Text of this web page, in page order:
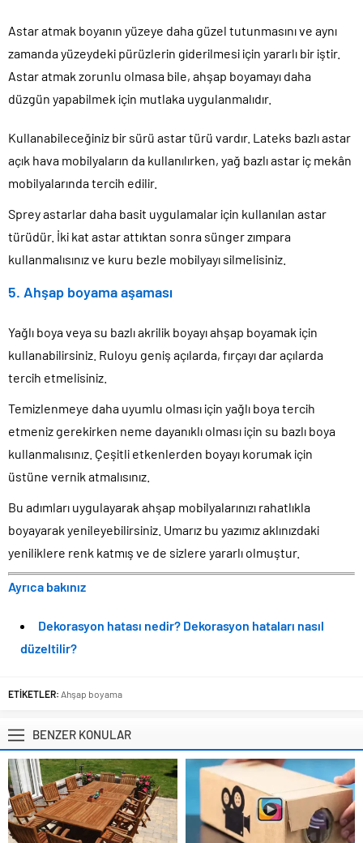
Astar atmak boyanın yüzeye daha güzel tutunmasını ve aynı
zamanda yüzeydeki pürüzlerin giderilmesi için yararlı bir iştir.
Astar atmak zorunlu olmasa bile, ahşap boyamayı daha
düzgün yapabilmek için mutlaka uygulanmalıdır.
Kullanabileceğiniz bir sürü astar türü vardır. Lateks bazlı astar
açık hava mobilyaların da kullanılırken, yağ bazlı astar iç mekân
mobilyalarında tercih edilir.
Sprey astarlar daha basit uygulamalar için kullanılan astar
türüdür. İki kat astar attıktan sonra sünger zımpara
kullanmalısınız ve kuru bezle mobilyayı silmelisiniz.
5. Ahşap boyama aşaması
Yağlı boya veya su bazlı akrilik boyayı ahşap boyamak için
kullanabilirsiniz. Ruloyu geniş açılarda, fırçayı dar açılarda
tercih etmelisiniz.
Temizlenmeye daha uyumlu olması için yağlı boya tercih
etmeniz gerekirken neme dayanıklı olması için su bazlı boya
kullanmalısınız. Çeşitli etkenlerden boyayı korumak için
üstüne vernik atmalısınız.
Bu adımları uygulayarak ahşap mobilyalarınızı rahatlıkla
boyayarak yenileyebilirsiniz. Umarız bu yazımız aklınızdaki
yeniliklere renk katmış ve de sizlere yararlı olmuştur.
Ayrıca bakınız
Dekorasyon hatası nedir? Dekorasyon hataları nasıl
düzeltilir?
ETİKETLER: Ahşap boyama
BENZER KONULAR